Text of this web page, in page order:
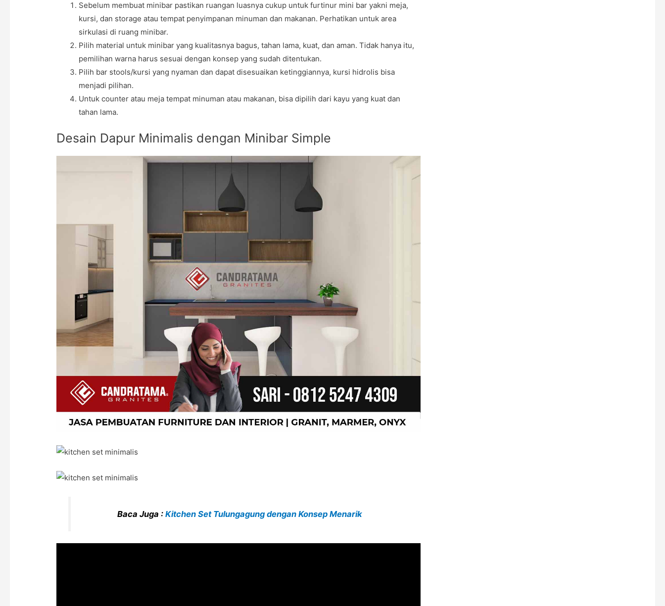
Sebelum membuat minibar pastikan ruangan luasnya cukup untuk furtinur mini bar yakni meja,
kursi, dan storage atau tempat penyimpanan minuman dan makanan. Perhatikan untuk area
sirkulasi di ruang minibar.
Pilih material untuk minibar yang kualitasnya bagus, tahan lama, kuat, dan aman. Tidak hanya itu,
pemilihan warna harus sesuai dengan konsep yang sudah ditentukan.
Pilih bar stools/kursi yang nyaman dan dapat disesuaikan ketinggiannya, kursi hidrolis bisa
menjadi pilihan.
Untuk counter atau meja tempat minuman atau makanan, bisa dipilih dari kayu yang kuat dan
tahan lama.
Desain Dapur Minimalis dengan Minibar Simple
Baca Juga : Kitchen Set Tulungagung dengan Konsep Menarik